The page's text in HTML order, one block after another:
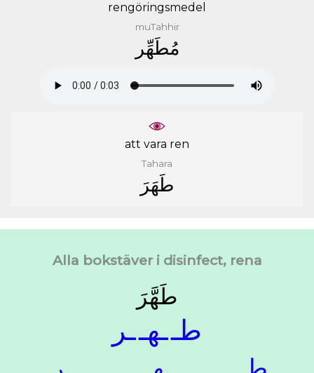
rengöringsmedel
muTahhir
ﻣُﻄَﻬِّﺮ
att vara ren
Tahara
ﻃَﻬَﺮَ
Alla bokstäver i disinfect, rena
ﻃَﻬَّﺮَ
ﻃــﻬــﺮ